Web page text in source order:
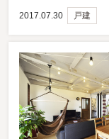
2017.07.30 戸建